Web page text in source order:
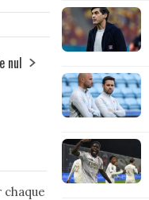
nul